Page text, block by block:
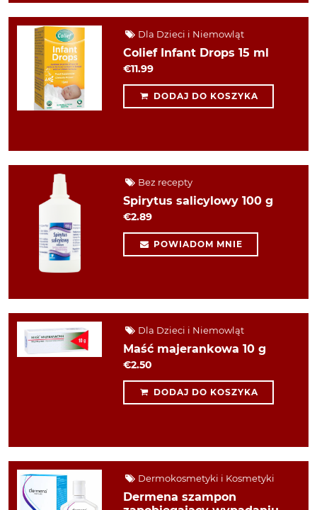
Dla Dzieci i Niemowląt
Colief Infant Drops 15 ml
€11.99
DODAJ DO KOSZYKA
Bez recepty
Spirytus salicylowy 100 g
€2.89
POWIADOM MNIE
Dla Dzieci i Niemowląt
Maść majerankowa 10 g
€2.50
DODAJ DO KOSZYKA
Dermokosmetyki i Kosmetyki
Dermena szampon